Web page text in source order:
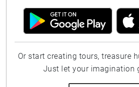
Or start creating tours, treasure
Just let your imagination